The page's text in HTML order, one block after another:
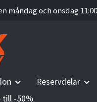
måndag och onsdag
Reservdelar
till -50%